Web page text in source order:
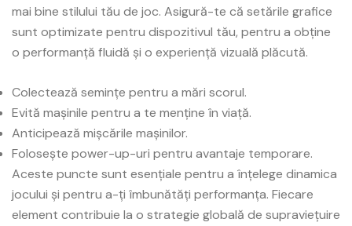
mai bine stilului tău de joc. Asigură-te că setările grafice
sunt optimizate pentru dispozitivul tău, pentru a obține
o performanță fluidă și o experiență vizuală plăcută.
Colectează semințe pentru a mări scorul.
Evită mașinile pentru a te menține în viață.
Anticipează mișcările mașinilor.
Folosește power-up-uri pentru avantaje temporare.
Aceste puncte sunt esențiale pentru a înțelege dinamica
jocului și pentru a-ți îmbunătăți performanța. Fiecare
element contribuie la o strategie globală de supraviețuire